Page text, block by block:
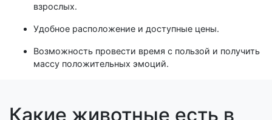
взрослых.
Удобное расположение и доступные цены.
Возможность провести время с пользой и получить
массу положительных эмоций.
Какие животные есть в